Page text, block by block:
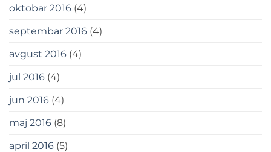
oktobar 2016 (4)
septembar 2016 (4)
avgust 2016 (4)
jul 2016 (4)
jun 2016 (4)
maj 2016 (8)
april 2016 (5)